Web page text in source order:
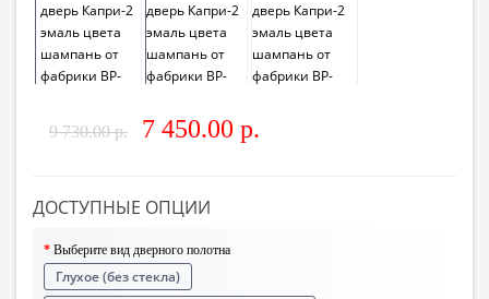
9 730.00 р. 7 450.00 р.
ДОСТУПНЫЕ ОПЦИИ
Выберите вид дверного полотна
Глухое (без стекла)